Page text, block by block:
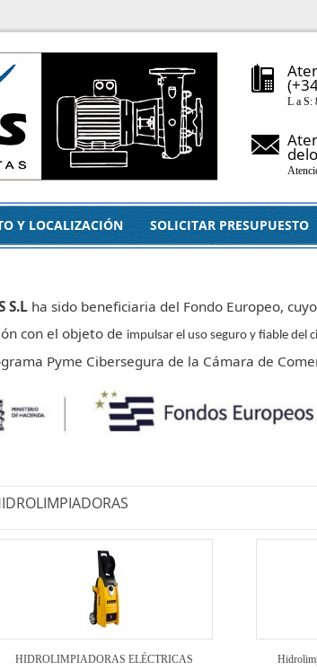
L a S:
Y LOCALIZACIÓN SOLICITAR PRESUPUESTO
S.L ha sido beneficiaria del Fondo Europeo,
con el objeto de impulsar el uso seguro y fiable del
Pyme Cibersegura de la Cámara de
HIDROLIMPIADORAS ELÉCTRICAS